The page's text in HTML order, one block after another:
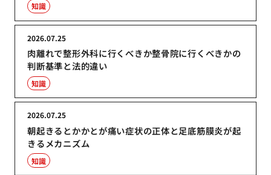
知識
肉離れで整形外科に行くべきか整骨院に行くべきかの
判断基準と法的違い
2026.07.25
知識
朝起きるとかかとが痛い症状の正体と足底筋膜炎が起
きるメカニズム
2026.07.25
知識